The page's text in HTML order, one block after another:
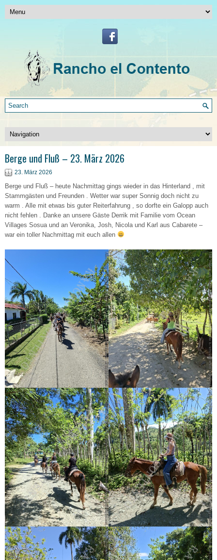
Berge und Fluß – 23. März 2026
23. März 2026
Berge und Fluß – heute Nachmittag gings wieder in das Hinterland , mit
Stammgästen und Freunden . Wetter war super Sonnig doch nicht zu
warm . Alle mit etwas bis guter Reiterfahrung , so dorfte ein Galopp auch
nicht fehlen . Danke an unsere Gäste Derrik mit Familie vom Ocean
Villages Sosua und an Veronika, Josh, Nicola und Karl aus Cabarete –
war ein toller Nachmittag mit euch allen